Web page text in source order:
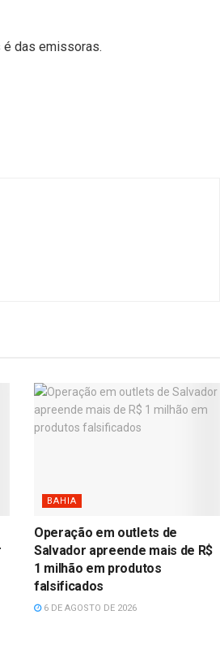
é das emissoras.
BAHIA
Operação em outlets de
Salvador apreende mais de R$
1 milhão em produtos
falsificados
6 DE AGOSTO DE 2026